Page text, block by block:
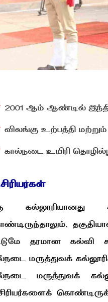
2001 ஆம் ஆண்டில்
விலங்கு உற்பத்தி மற்றும்
கால்நடை உயிரி
தரமான கல்வி
மருத்துவக்
மருத்துவக்